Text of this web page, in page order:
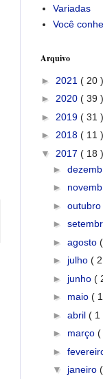
Variadas
Você
Arquivo
► 2021 ( 20 )
► 2020 ( 39 )
► 2019 ( 31 )
► 2018 ( 11 )
▼ 2017 ( 18 )
►
►
► outubro
►
► agosto
► julho (
► junho (
► maio (
► abril ( 1
► março (
►
▼ janeiro